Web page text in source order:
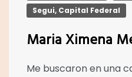
Segui, Capital Federal
Maria Ximena
Me buscaron en una